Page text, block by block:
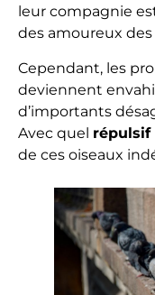
leur compagnie
des amoureux
Cependant, les
deviennent
d’importants
Avec quel répulsif
de ces oiseaux